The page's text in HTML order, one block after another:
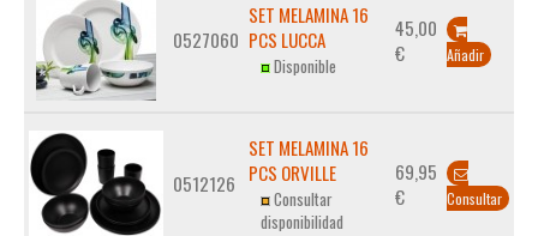
0527060
SET MELAMINA 16
PCS LUCCA
Disponible
45,00
€
Añadir
0512126
SET MELAMINA 16
PCS ORVILLE
Consultar
disponibilidad
69,95
€
Consultar